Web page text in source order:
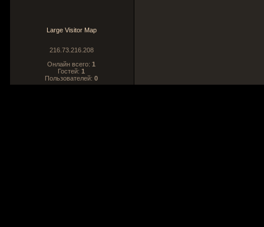
Large Visitor Map
216.73.216.208
Онлайн всего: 1
Гостей: 1
Пользователей: 0